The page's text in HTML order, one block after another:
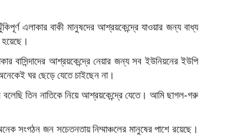
এলাকার বাকী মানুষদের আশ্রয়কেন্দ্রে যাওয়ার জন্য বাধ্য
বাসিন্দাদের আশ্রয়কেন্দ্রে নেয়ার জন্য সব ইউনিয়নের ইউপি
ঘর ছেড়ে যেতে চাইছেন না।
বলেছি তিন নাতিকে নিয়ে আশ্রয়কেন্দ্রে যেতে। আমি ছাগল-গরু
সংগঠন জন সচেতনতায় নিম্মাঞ্চলের মানুষের পাশে রয়েছে।